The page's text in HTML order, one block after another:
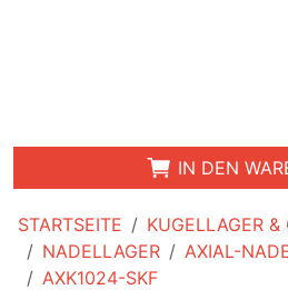
STARTSEITE
KUGELLAGER
NADELLAGER
AXIAL-
AXK1024-SKF
IN DEN